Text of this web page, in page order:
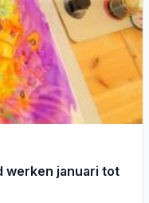
werken januari tot